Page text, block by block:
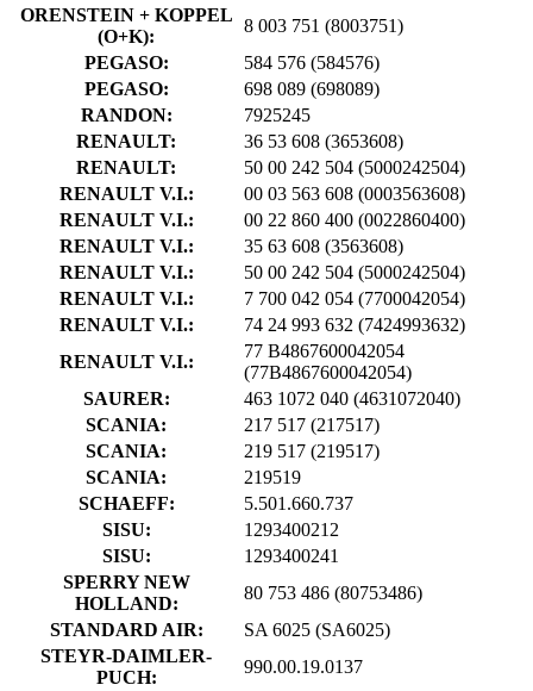
ORENSTEIN + KOPPEL
(O+K):
8 003 751 (8003751)
PEGASO:
584 576 (584576)
PEGASO:
698 089 (698089)
RANDON:
7925245
RENAULT:
36 53 608 (3653608)
RENAULT:
50 00 242 504 (5000242504)
RENAULT V.I.:
00 03 563 608 (0003563608)
RENAULT V.I.:
00 22 860 400 (0022860400)
RENAULT V.I.:
35 63 608 (3563608)
RENAULT V.I.:
50 00 242 504 (5000242504)
RENAULT V.I.:
7 700 042 054 (7700042054)
RENAULT V.I.:
74 24 993 632 (7424993632)
RENAULT V.I.:
77 B4867600042054
(77B4867600042054)
SAURER:
463 1072 040 (4631072040)
SCANIA:
217 517 (217517)
SCANIA:
219 517 (219517)
SCANIA:
219519
SCHAEFF:
5.501.660.737
SISU:
1293400212
SISU:
1293400241
SPERRY NEW
HOLLAND:
80 753 486 (80753486)
STANDARD AIR:
SA 6025 (SA6025)
STEYR-DAIMLER-
PUCH:
990.00.19.0137